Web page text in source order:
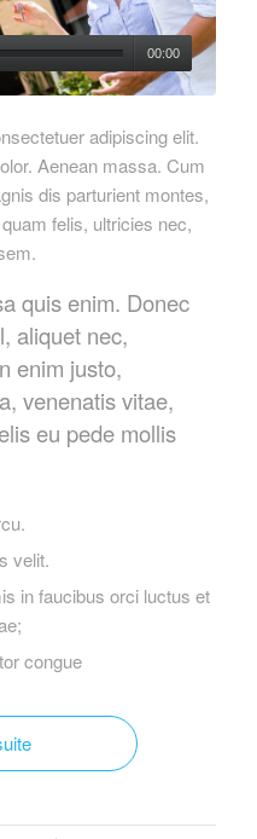
00:00
adipiscing elit.
Aenean massa. Cum
dis parturient montes,
felis, ultricies nec,
quis enim. Donec
aliquet nec,
enim justo,
venenatis vitae,
eu pede mollis
velit.
in faucibus orci luctus et
congue